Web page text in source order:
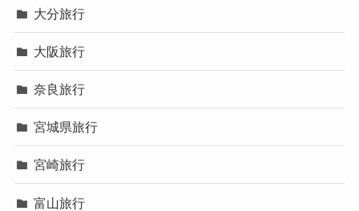
大分旅行
大阪旅行
奈良旅行
宮城県旅行
宮崎旅行
富山旅行